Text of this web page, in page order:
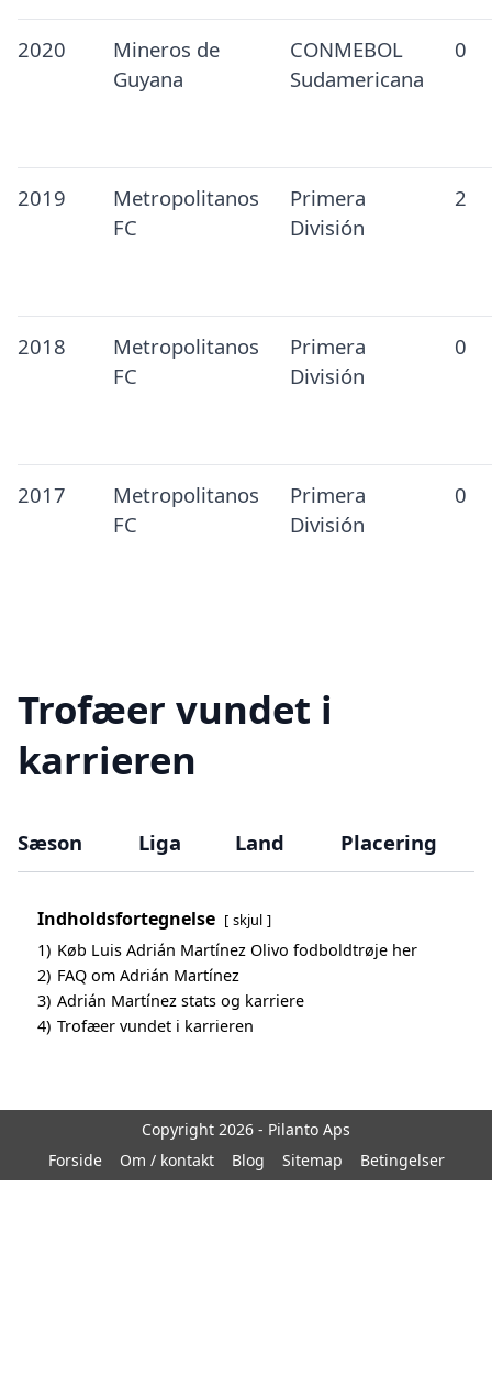
2020
Mineros de
Guyana
CONMEBOL
Sudamericana
0
2019
Metropolitanos
FC
Primera
División
2
2018
Metropolitanos
FC
Primera
División
0
2017
Metropolitanos
FC
Primera
División
0
Trofæer vundet i
karrieren
Sæson Liga Land Placering
Indholdsfortegnelse skjul
1) Køb Luis Adrián Martínez Olivo fodboldtrøje her
2) FAQ om Adrián Martínez
3) Adrián Martínez stats og karriere
4) Trofæer vundet i karrieren
Copyright 2026 - Pilanto Aps
Forside
Om / kontakt Blog Sitemap Betingelser